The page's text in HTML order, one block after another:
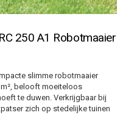
250 A1 Robotmaaier
slimme robotmaaier
belooft moeiteloos
te duwen. Verkrijgbaar bij
zich op stedelijke tuinen